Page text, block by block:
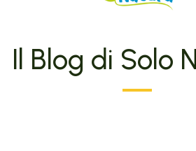
Il Blog di Solo